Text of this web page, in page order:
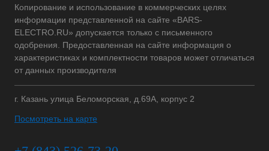
Копирование и использование в коммерческих целях
информации представленной на сайте «BARS-
ELECTRO.RU» допускается только с письменного
одобрения. Предоставленная на сайте информация о
характеристиках и комплектности товаров может отличаться
от данных производителя
г. Казань улица Беломорская, д.69А, корпус 2
Посмотреть на карте